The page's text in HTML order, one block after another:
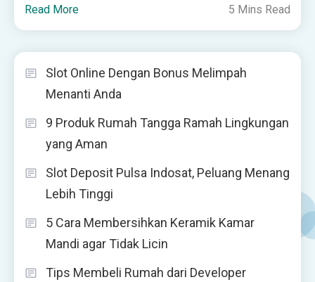
Read More 5 Mins Read
Slot Online Dengan Bonus Melimpah
Menanti Anda
9 Produk Rumah Tangga Ramah Lingkungan
yang Aman
Slot Deposit Pulsa Indosat, Peluang Menang
Lebih Tinggi
5 Cara Membersihkan Keramik Kamar
Mandi agar Tidak Licin
Tips Membeli Rumah dari Developer